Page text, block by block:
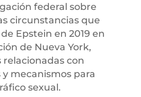
federal sobre
circunstancias que
Epstein en 2019 en
de Nueva York,
relacionadas con
mecanismos para
sexual.